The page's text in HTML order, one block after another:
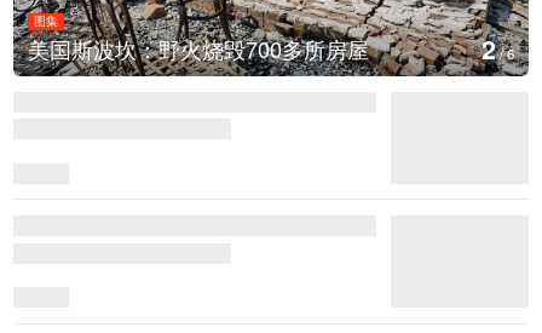
图集
美国斯波坎：野火烧毁700多所房屋 2/6